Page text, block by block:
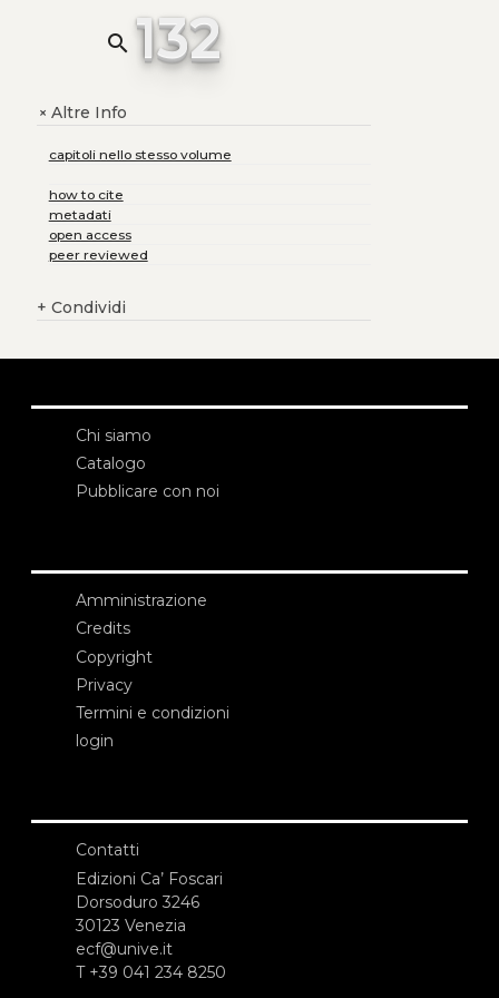
search 132
+Altre Info
capitoli nello stesso volume
how to cite
metadati
open access
peer reviewed
+ Condividi
Chi siamo
Catalogo
Pubblicare con noi
Amministrazione
Credits
Copyright
Privacy
Termini e condizioni
login
Contatti
Edizioni Ca’ Foscari
Dorsoduro 3246
30123 Venezia
ecf@unive.it
T +39 041 234 8250